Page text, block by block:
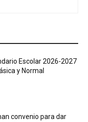
Escolar 2026-2027
y Normal
convenio para dar